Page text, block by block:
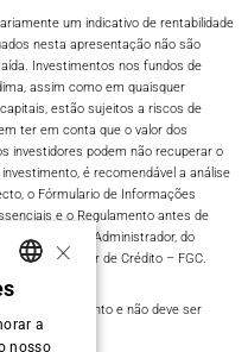
um indicativo de rentabilidade
nesta apresentação não são
Investimentos nos fundos de
assim como em quaisquer
estão sujeitos a riscos de
ter em conta que o valor dos
investidores podem não recuperar o
é recomendável a análise
o Fórmulario de Informações
e o Regulamento antes de
garantia do Administrador, do
Garantidor de Crédito – FGC.​
de investimento e não deve ser
×
a
nosso